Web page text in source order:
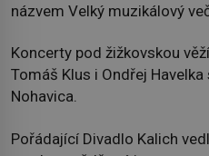
názvem Velký muzikálový
Koncerty pod žižkovskou
Tomáš Klus i Ondřej
Nohavica.
Pořádající Divadlo Kalich